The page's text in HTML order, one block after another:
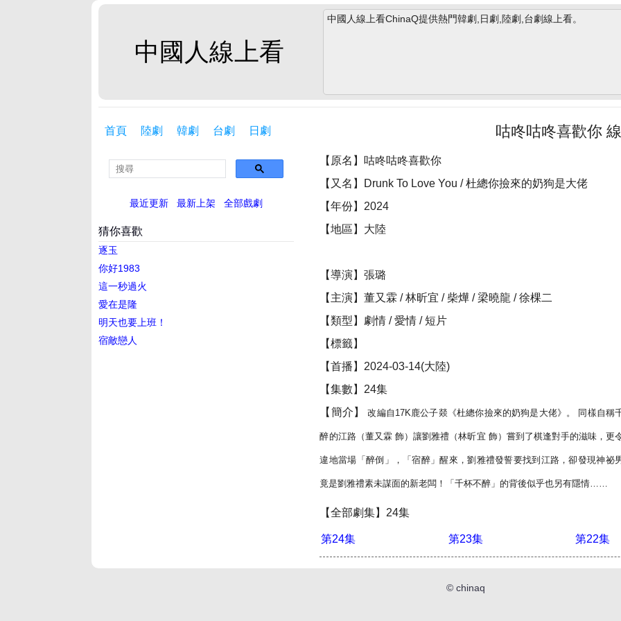
中國人線上看
中國人線上看ChinaQ提供熱門韓劇,日劇,陸劇,台劇線上看。
首頁 陸劇 韓劇 台劇 日劇
最近更新 最新上架 全部戲劇
咕咚咕咚喜歡你
【原名】咕咚咕咚喜歡你
【又名】Drunk To Love You / 杜總你撿來的奶狗是大佬
【年份】2024
【地區】大陸
【導演】張璐
【主演】董又霖 / 林昕宜 / 柴燁 / 梁曉龍 / 徐棵二
【類型】劇情 / 愛情 / 短片
【標籤】
【首播】2024-03-14(大陸)
【集數】24集
【簡介】改編自17K鹿公子燚《杜總你撿來的奶狗是大佬》。 同樣自稱
醉的江路（董又霖 飾）讓劉雅禮（林昕宜 飾）嘗到了棋逢對手的滋味，更
違地當場「醉倒」，「宿醉」醒來，劉雅禮發誓要找到江路，卻發現神祕
竟是劉雅禮素未謀面的新老闆！「千杯不醉」的背後似乎也另有隱情……
【全部劇集】24集
第24集 第23集 第22集
猜你喜歡
逐玉
你好1983
這一秒過火
愛在是隆
明天也要上班！
宿敵戀人
© chinaq